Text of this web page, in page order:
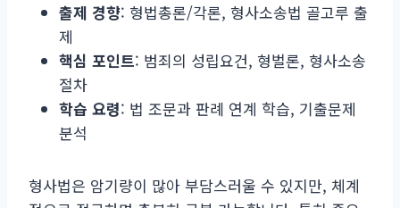
출제 경향: 형법총론/각론, 형사소송법 골고루 출
제
핵심 포인트: 범죄의 성립요건, 형벌론, 형사소송
절차
학습 요령: 법 조문과 판례 연계 학습, 기출문제
분석
형사법은 암기량이 많아 부담스러울 수 있지만, 체계